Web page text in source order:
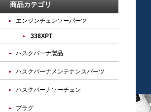
商品カテゴリ
エンジンチェンソーパーツ
338XPT
ハスクバーナ製品
ハスクバーナメンテナンスパーツ
ハスクバーナソーチェン
プラグ